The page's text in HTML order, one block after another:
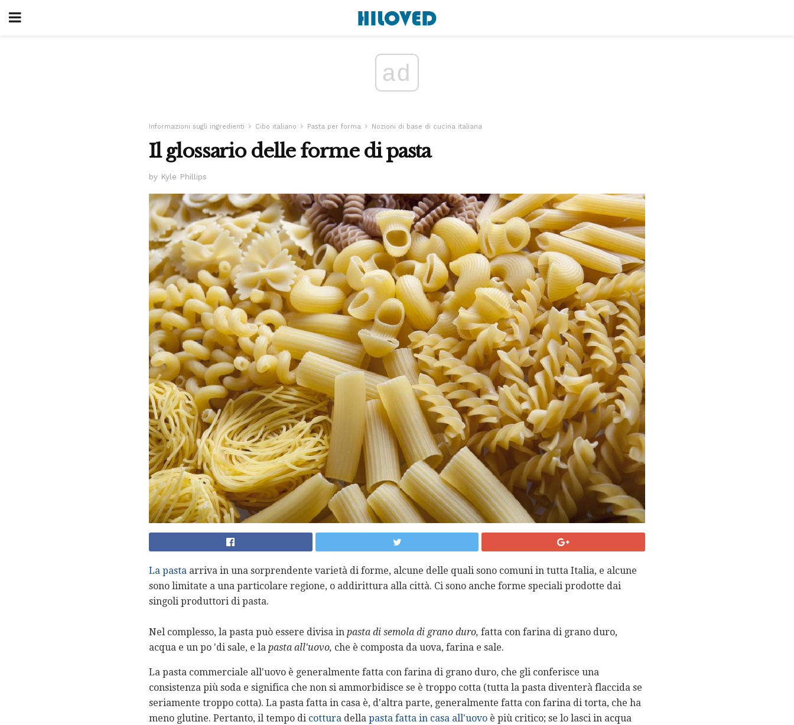
ad
Informazioni sugli ingredienti Cibo italiano Pasta per forma Nozioni di base di cucina italiana
Il glossario delle forme di pasta
by Kyle Phillips
La pasta arriva in una sorprendente varietà di forme, alcune delle quali sono comuni in tutta Italia, e alcune
sono limitate a una particolare regione, o addirittura alla città. Ci sono anche forme speciali prodotte dai
singoli produttori di pasta.
Nel complesso, la pasta può essere divisa in pasta di semola di grano duro, fatta con farina di grano duro,
acqua e un po 'di sale, e la pasta all'uovo, che è composta da uova, farina e sale.
La pasta commerciale all'uovo è generalmente fatta con farina di grano duro, che gli conferisce una
consistenza più soda e significa che non si ammorbidisce se è troppo cotta (tutta la pasta diventerà flaccida se
seriamente troppo cotta). La pasta fatta in casa è, d'altra parte, generalmente fatta con farina di torta, che ha
meno glutine. Pertanto, il tempo di cottura della pasta fatta in casa all'uovo è più critico; se lo lasci in acqua